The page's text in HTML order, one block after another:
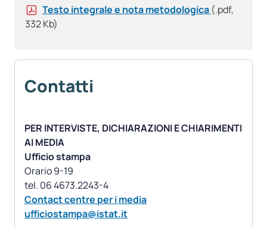
Testo integrale e nota metodologica (.pdf,
332 Kb)
Contatti
PER INTERVISTE, DICHIARAZIONI E CHIARIMENTI
AI MEDIA
Ufficio stampa
Orario 9-19
Contact centre per i media
ufficiostampa@istat.it